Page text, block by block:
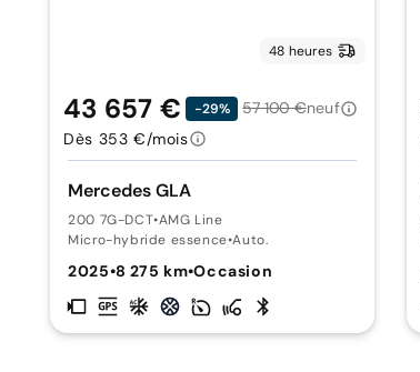
48 heures
Mercedes GLA
200 7G-DCT•AMG Line
Micro-hybride essence•Auto.
2025•8 275 km•Occasion
43 657 € -29% 57 100 €neuf
Dès 353 €/mois